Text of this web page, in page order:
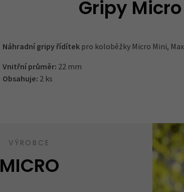
Gripy
Náhradní gripy řídítek pro koloběžky Micro Mini,
Vnitřní průměr: 22 mm
Obsahuje: 2 ks
VÝROBCE
MICRO